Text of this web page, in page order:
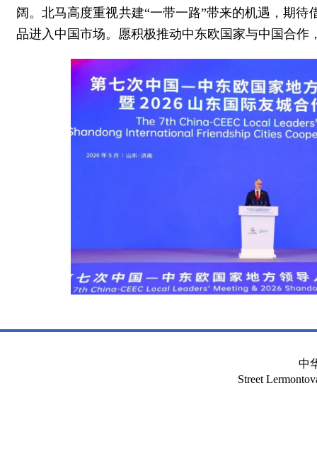
阔。北马高度重视共建“一带一路”带来的机遇，期
品进入中国市场。愿积极推动中东欧国家与中国合
中
Street